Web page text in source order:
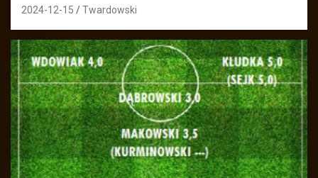
2024-12-15 Twardowski